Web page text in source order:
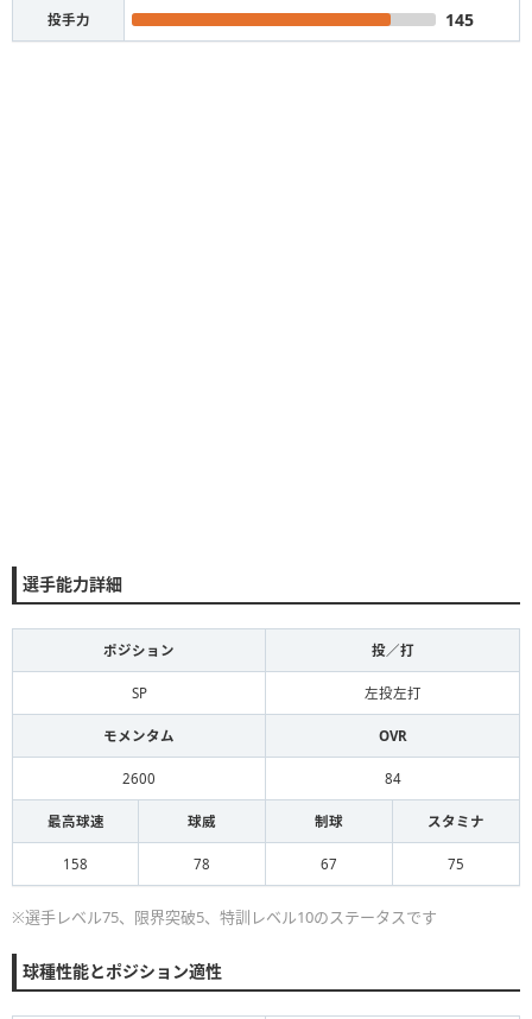
投手力 145
選手能力詳細
ポジション 投／打
SP 左投左打
モメンタム OVR
2600 84
最高球速 球威 制球 スタミナ
158 78 67 75
※選手レベル75、限界突破5、特訓レベル10のステータスです
球種性能とポジション適性